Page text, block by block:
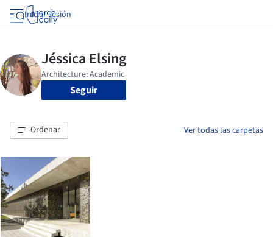
Iniciar sesión
Seguir
Ordenar Ver todas las carpetas